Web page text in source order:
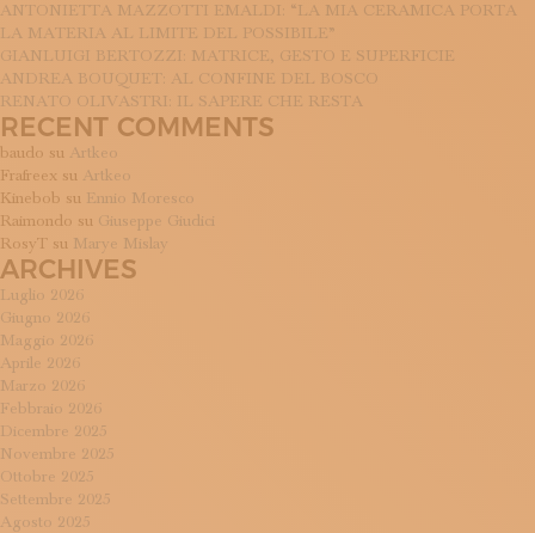
ANTONIETTA MAZZOTTI EMALDI: “LA MIA CERAMICA PORTA
LA MATERIA AL LIMITE DEL POSSIBILE”
GIANLUIGI BERTOZZI: MATRICE, GESTO E SUPERFICIE
ANDREA BOUQUET: AL CONFINE DEL BOSCO
RENATO OLIVASTRI: IL SAPERE CHE RESTA
RECENT COMMENTS
baudo su Artkeo
Frafreex su Artkeo
Kinebob su Ennio Moresco
Raimondo su Giuseppe Giudici
RosyT su Marye Mislay
ARCHIVES
Luglio 2026
Giugno 2026
Maggio 2026
Aprile 2026
Marzo 2026
Febbraio 2026
Dicembre 2025
Novembre 2025
Ottobre 2025
Settembre 2025
Agosto 2025